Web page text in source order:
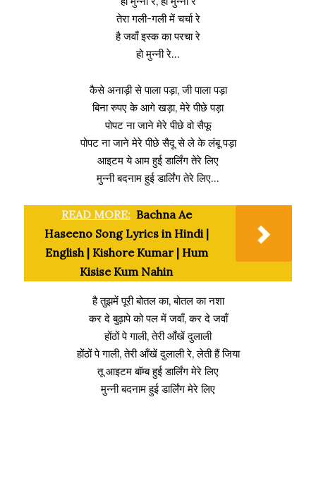
तेरा गली-गली में चर्चा रे
है जवाँ इस्क का परचा रे
हो मुन्नी रे…
कैसे अनाड़ी से पाला पड़ा, जी पाला पड़ा
बिना रुपए के आगे खड़ा, मेरे पीछे पड़ा
पोपट ना जाने मेरे पीछे वो सैफू
पोपट ना जाने मेरे पीछे सैदू से ले के लंबू पड़ा
आइटम ये आम हुई डार्लिंग तेरे लिए
मुन्नी बदनाम हुई डार्लिंग तेरे लिए…
READ MORE: Bachna Ae
Haseeno Song Lyrics in Hindi |
English | Kishore Kumar | Hum
Kisise Kum Nahin
है तुझमें पूरी बोतल का, बोतल का नशा
कर दे बुढ़ापे को पल में जवाँ, कर दे जवाँ
होंठों पे गाली, तेरी आँखें दुलाली
होंठों पे गाली, तेरी आँखें दुलाली रे, लेती हैं जिया
तू आइटम बॉम्ब हुई डार्लिंग मेरे लिए
मुन्नी बदनाम हुई डार्लिंग मेरे लिए